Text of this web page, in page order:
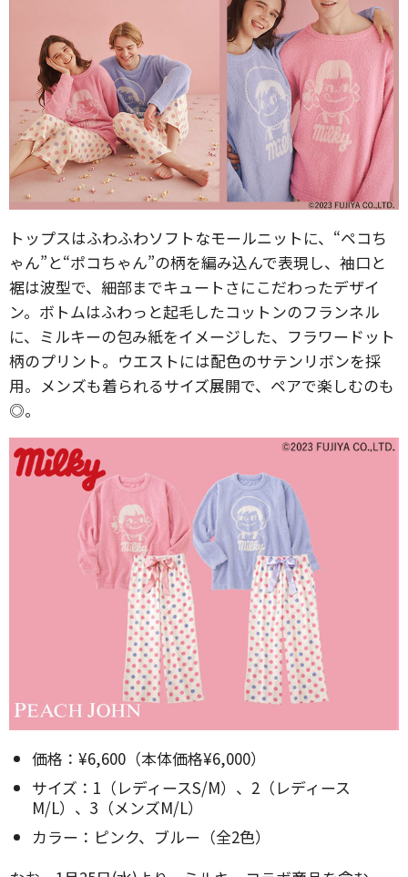
トップスはふわふわソフトなモールニットに、“ペコち
ゃん”と“ポコちゃん”の柄を編み込んで表現し、袖口と
裾は波型で、細部までキュートさにこだわったデザイ
ン。ボトムはふわっと起毛したコットンのフランネル
に、ミルキーの包み紙をイメージした、フラワードット
柄のプリント。ウエストには配色のサテンリボンを採
用。メンズも着られるサイズ展開で、ペアで楽しむのも
◎。
価格：¥6,600（本体価格¥6,000）
サイズ：1（レディースS/M）、2（レディース
M/L）、3（メンズM/L）
カラー：ピンク、ブルー（全2色）